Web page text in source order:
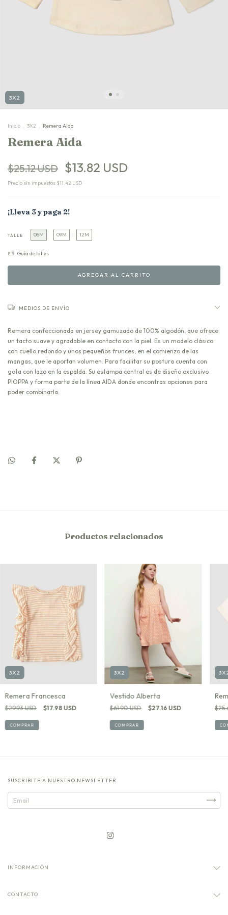
3X2
Inicio . 3X2 . Remera Aida
Remera Aida
$25.12 USD $13.82 USD
Precio sin impuestos $11.42 USD
¡Lleva 3 y paga 2!
TALLE 06M 09M 12M
Guía de talles
MEDIOS DE ENVÍO
Remera confeccionada en jersey gamuzado de 100% algodón, que ofrece
un tacto suave y agradable en contacto con la piel. Es un modelo clásico
con cuello redondo y unos pequeños frunces, en el comienzo de las
mangas, que le aportan volumen. Para facilitar su postura cuenta con
gota con lazo en la espalda. Su estampa central es de diseño exclusivo
PIOPPA y forma parte de la línea AIDA donde encontras opciones para
poder combinarla.
Productos relacionados
3X2
Remera Francesca
$29.93 USD $17.98 USD
COMPRAR
3X2
Vestido Alberta
$61.90 USD $27.16 USD
COMPRAR
SUSCRIBITE A NUESTRO NEWSLETTER
INFORMACIÓN
CONTACTO